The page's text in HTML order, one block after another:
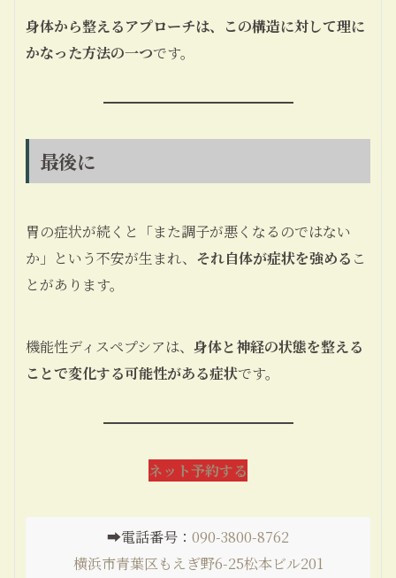
身体から整えるアプローチは、この構造に対して理に
かなった方法の一つです。
最後に
胃の症状が続くと「また調子が悪くなるのではない
か」という不安が生まれ、 それ自体が症状を強める こ
とがあります。
機能性ディスペプシアは、 身体と神経の状態を整える
ことで変化する可能性がある症状です。
ネット予約する
➡️電話番号： 090-3800-8762
横浜市青葉区もえぎ野6-25松本ビル201